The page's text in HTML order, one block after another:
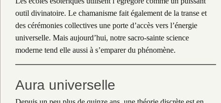
outil divinatoire. Le chamanisme fait également de la transe et
des cérémonies collectives une porte d’accès vers l’énergie
universelle. Mais aujourd’hui, notre sacro-sainte science
moderne tend elle aussi à s’emparer du phénomène.
Aura universelle